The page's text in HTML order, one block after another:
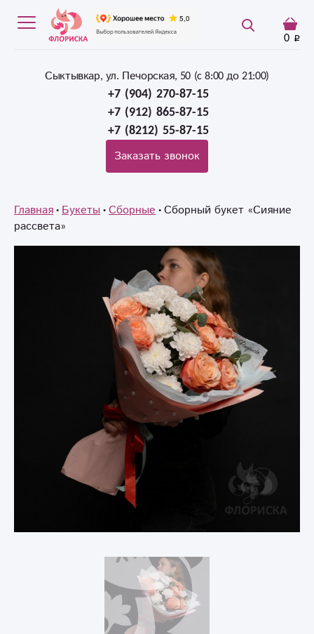
0
Сыктывкар, ул. Печорская, 50 (c 8:00 до 21:00)
+7 (904) 270-87-15
+7 (912) 865-87-15
+7 (8212) 55-87-15
Заказать звонок
Главная Букеты Сборные Сборный букет «Сияние
рассвета»